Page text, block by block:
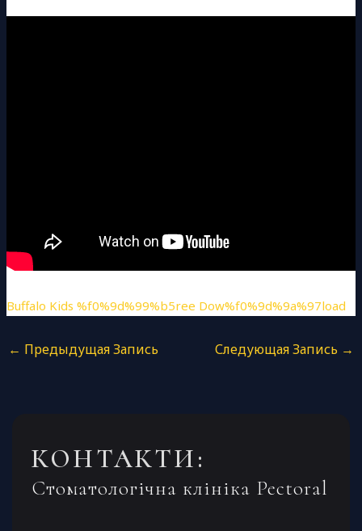
Buffalo Kids %f0%9d%99%b5ree Dow%f0%9d%9a%97load
← Предыдущая Запись Следующая Запись →
КОНТАКТИ:
Стоматологічна клініка Pectoral